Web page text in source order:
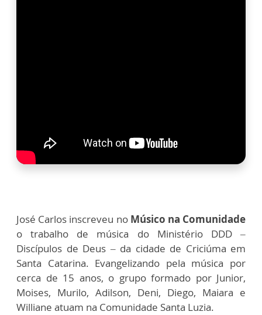
José Carlos inscreveu no Músico na Comunidade
o trabalho de música do Ministério DDD –
Discípulos de Deus – da cidade de Criciúma em
Santa Catarina. Evangelizando pela música por
cerca de 15 anos, o grupo formado por Junior,
Moises, Murilo, Adilson, Deni, Diego, Maiara e
Williane atuam na Comunidade Santa Luzia.